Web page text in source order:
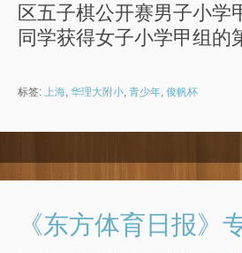
区五子棋公开赛男子小学
同学获得女子小学甲组的
标签: 上海 华理大附小 青少年 俊帆杯
《东方体育日报》